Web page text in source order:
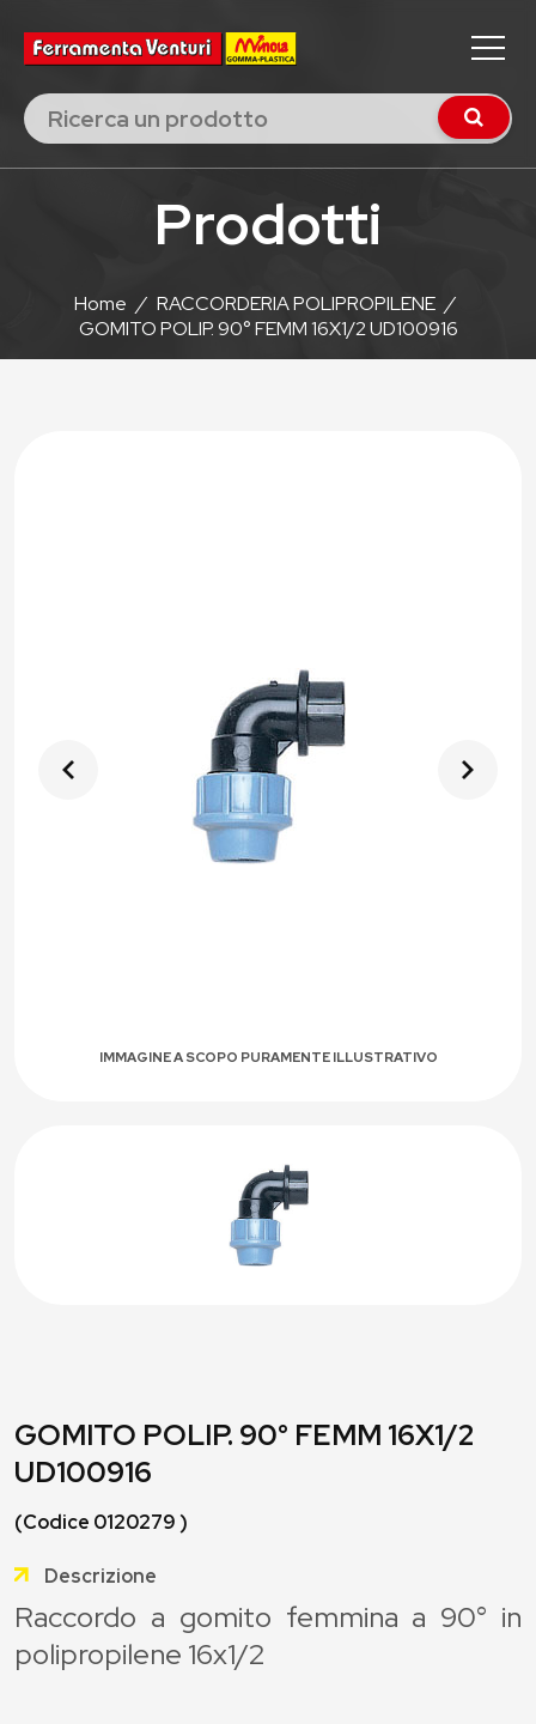
Prodotti
Home / RACCORDERIA POLIPROPILENE /
GOMITO POLIP. 90° FEMM 16X1/2 UD100916
IMMAGINE A SCOPO PURAMENTE ILLUSTRATIVO
GOMITO POLIP. 90° FEMM 16X1/2
UD100916
(Codice 0120279 )
Descrizione
Raccordo a gomito femmina a 90° in
polipropilene 16x1/2